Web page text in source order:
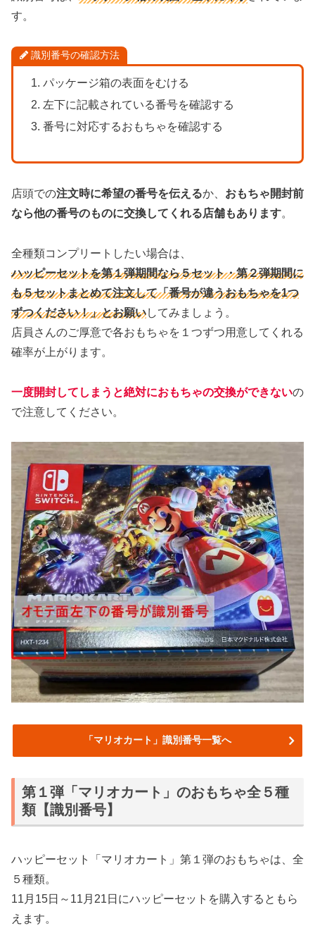
す。
識別番号の確認方法
パッケージ箱の表面をむける
左下に記載されている番号を確認する
番号に対応するおもちゃを確認する
店頭での注文時に希望の番号を伝えるか、 おもちゃ開封前
なら他の番号のものに交換してくれる店舗もあります。
全種類コンプリートしたい場合は、
ハッピーセットを第１弾期間なら５セット・第２弾期間に
も５セットまとめて注文して「番号が違うおもちゃを1つ
ずつください！」とお願いしてみましょう。
店員さんのご厚意で各おもちゃを１つずつ用意してくれる
確率が上がります。
一度開封してしまうと絶対におもちゃの交換ができないの
で注意してください。
「マリオカート」識別番号一覧へ
第１弾「マリオカート」のおもちゃ全５種
類【識別番号】
ハッピーセット「マリオカート」第１弾のおもちゃは、全
５種類。
11月15日～11月21日にハッピーセットを購入するともら
えます。